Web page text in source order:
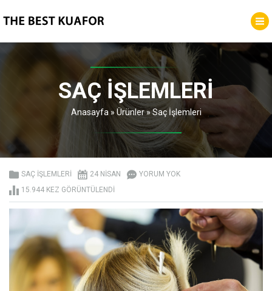
SAÇ İŞLEMLERI
Anasayfa » Ürünler»Saç İşlemleri
SAÇ İŞLEMLERI 24 NISAN
YORUM YOK
15.944 KEZ GÖRÜNTÜLENDI